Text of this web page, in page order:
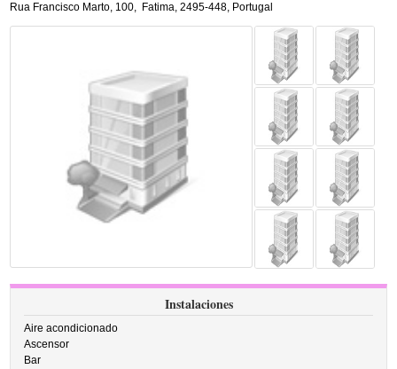
Rua Francisco Marto, 100, Fatima,2495-448, Portugal
Instalaciones
Aire acondicionado
Ascensor
Bar